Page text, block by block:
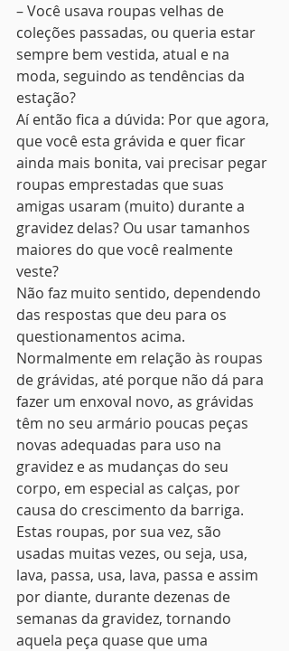
– Você usava roupas velhas de
coleções passadas, ou queria estar
sempre bem vestida, atual e na
moda, seguindo as tendências da
estação?
Aí então fica a dúvida: Por que agora,
que você esta grávida e quer ficar
ainda mais bonita, vai precisar pegar
roupas emprestadas que suas
amigas usaram (muito) durante a
gravidez delas? Ou usar tamanhos
maiores do que você realmente
veste?
Não faz muito sentido, dependendo
das respostas que deu para os
questionamentos acima.
Normalmente em relação às roupas
de grávidas, até porque não dá para
fazer um enxoval novo, as grávidas
têm no seu armário poucas peças
novas adequadas para uso na
gravidez e as mudanças do seu
corpo, em especial as calças, por
causa do crescimento da barriga.
Estas roupas, por sua vez, são
usadas muitas vezes, ou seja, usa,
lava, passa, usa, lava, passa e assim
por diante, durante dezenas de
semanas da gravidez, tornando
aquela peça quase que uma